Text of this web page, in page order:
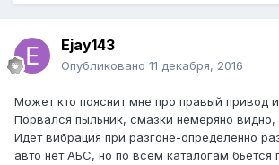
Ejay143
Опубликовано 11 декабря, 2016
Может кто пояснит мне про правый привод
Порвался пыльник, смазки немеряно видно,
Идет вибрация при разгоне-определенно
авто нет АБС, но по всем каталогам бьется